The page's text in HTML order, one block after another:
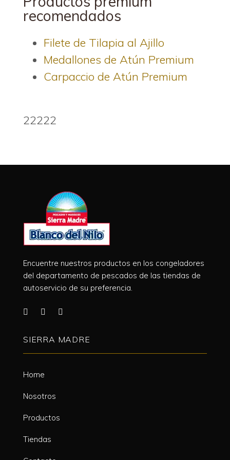
recomendados
Filete de Tilapia al Ajillo
Medallones de Atún Premium
Carpaccio de Atún Premium
22222
Encuentre nuestros productos en los congeladores
del departamento de pescados de las tiendas de
autoservicio de su preferencia.
SIERRA MADRE
Home
Nosotros
Productos
Tiendas